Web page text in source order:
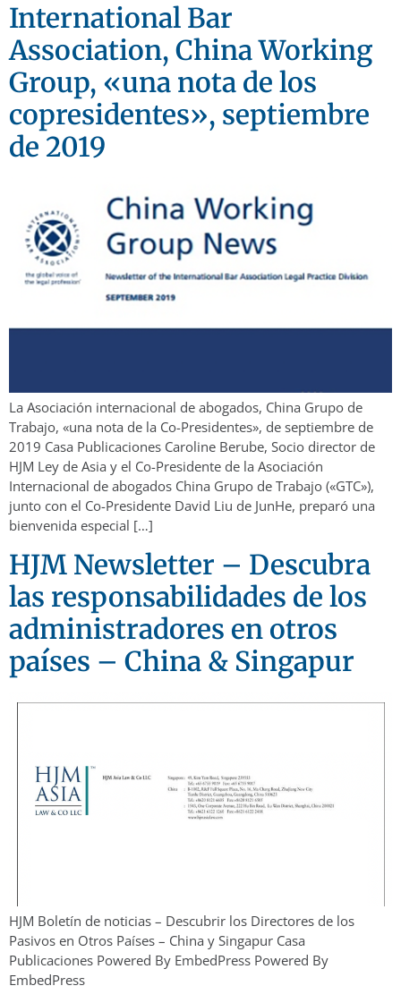
International Bar
Association, China Working
Group, «una nota de los
copresidentes», septiembre
de 2019
La Asociación internacional de abogados, China Grupo de
Trabajo, «una nota de la Co-Presidentes», de septiembre de
2019 Casa Publicaciones Caroline Berube, Socio director de
HJM Ley de Asia y el Co-Presidente de la Asociación
Internacional de abogados China Grupo de Trabajo («GTC»),
junto con el Co-Presidente David Liu de JunHe, preparó una
bienvenida especial […]
HJM Newsletter – Descubra
las responsabilidades de los
administradores en otros
países – China & Singapur
HJM Boletín de noticias – Descubrir los Directores de los
Pasivos en Otros Países – China y Singapur Casa
Publicaciones Powered By EmbedPress Powered By
EmbedPress